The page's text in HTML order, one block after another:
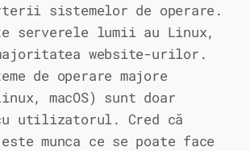
sistemelor de operare.
serverele lumii au Linux,
website-urilor.
de operare majore
macOS) sunt doar
utilizatorul. Cred că
munca ce se poate face